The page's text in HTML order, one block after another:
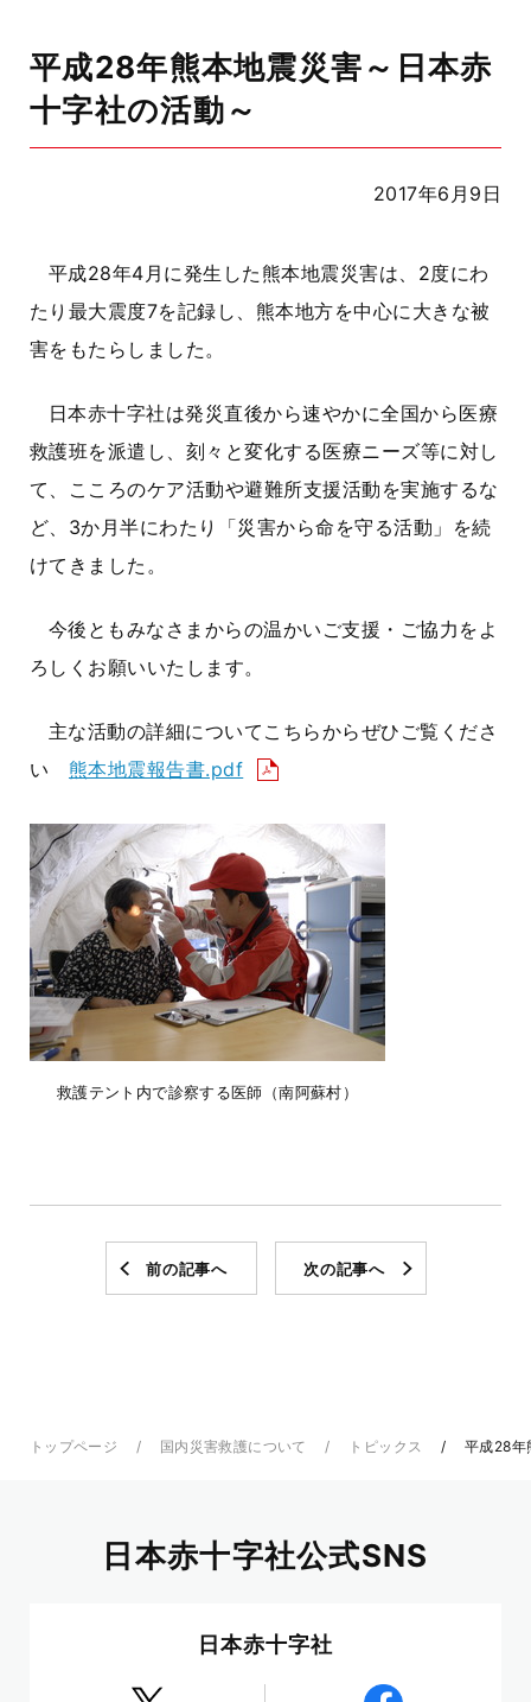
平成28年熊本地震災害～日本赤
十字社の活動～
2017年6月9日
平成28年4月に発生した熊本地震災害は、2度にわ
たり最大震度7を記録し、熊本地方を中心に大きな被
害をもたらしました。
日本赤十字社は発災直後から速やかに全国から医療
救護班を派遣し、刻々と変化する医療ニーズ等に対し
て、こころのケア活動や避難所支援活動を実施するな
ど、3か月半にわたり「災害から命を守る活動」を続
けてきました。
今後ともみなさまからの温かいご支援・ご協力をよ
ろしくお願いいたします。
主な活動の詳細についてこちらからぜひご覧くださ
い 熊本地震報告書.pdf
救護テント内で診察する医師（南阿蘇村）
前の記事へ 次の記事へ
トップページ 国内災害救護について トピックス 平成28年
日本赤十字社公式SNS
日本赤十字社